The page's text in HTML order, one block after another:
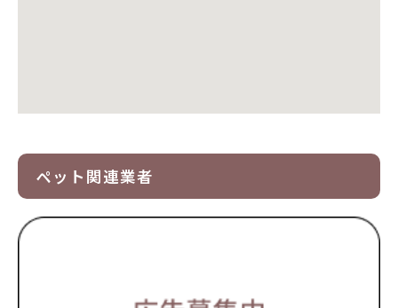
ペット関連業者